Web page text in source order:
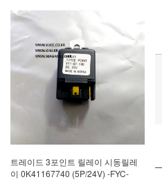
트레이드 3포인트 릴레이 시동릴레
이 0K41167740 (5P/24V) -FYC-